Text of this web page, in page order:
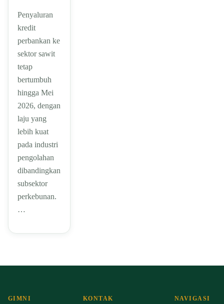
Penyaluran
kredit
perbankan ke
sektor sawit
tetap
bertumbuh
hingga Mei
2026, dengan
laju yang
lebih kuat
pada industri
pengolahan
dibandingkan
subsektor
perkebunan.
…
GIMNI KONTAK NAVIGASI